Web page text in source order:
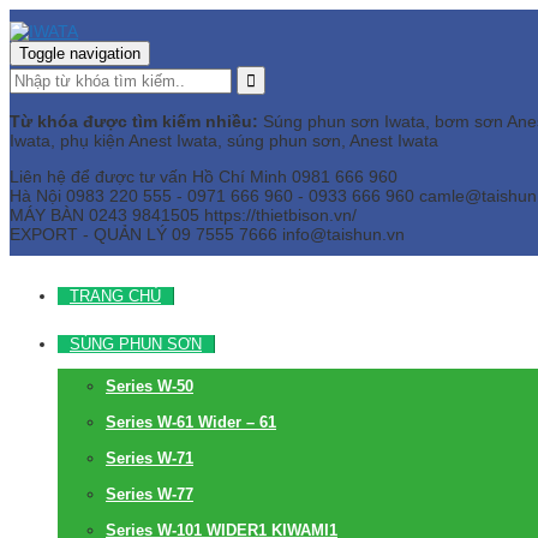
Toggle navigation
Từ khóa được tìm kiếm nhiều: Súng phun sơn Iwata, bơm sơn
Iwata, phụ kiện Anest Iwata, súng phun sơn, Anest Iwata
Liên hệ để được tư vấn Hồ Chí Minh 0981 666 960
Hà Nội 0983 220 555 - 0971 666 960 - 0933 666 960
MÁY BÀN 0243 9841505 https://thietbison.vn/
EXPORT - QUẢN LÝ 09 7555 7666 info@taishun.vn
TRANG CHỦ
SÚNG PHUN SƠN
Series W-50
Series W-61 Wider – 61
Series W-71
Series W-77
Series W-101 WIDER1 KIWAMI1